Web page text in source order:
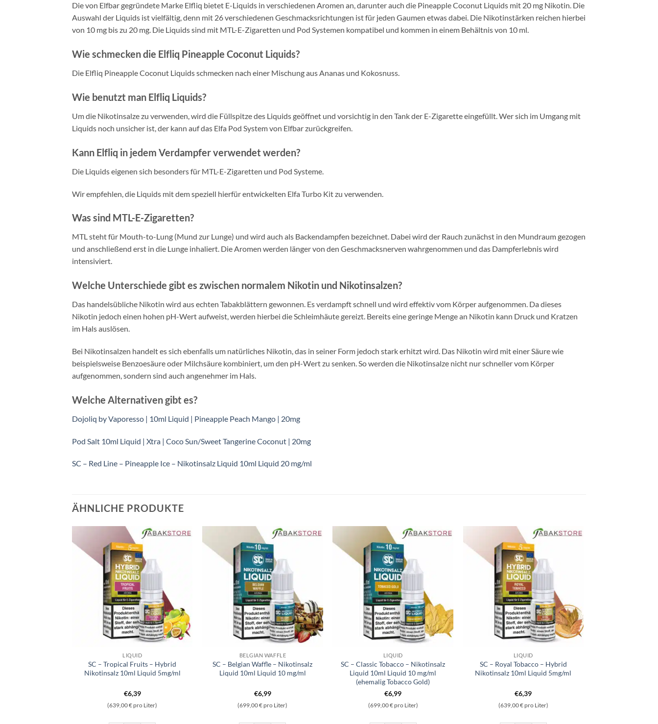
Die von Elfbar gegründete Marke Elfliq bietet E-Liquids in verschiedenen Aromen an, darunter auch die Pineapple Coconut Liquids mit 20 mg Nikotin. Die
Auswahl der Liquids ist vielfältig, denn mit 26 verschiedenen Geschmacksrichtungen ist für jeden Gaumen etwas dabei. Die Nikotinstärken reichen hierbei
von 10 mg bis zu 20 mg. Die Liquids sind mit MTL-E-Zigaretten und Pod Systemen kompatibel und kommen in einem Behältnis von 10 ml.
Wie schmecken die Elfliq Pineapple Coconut Liquids?
Die Elfliq Pineapple Coconut Liquids schmecken nach einer Mischung aus Ananas und Kokosnuss.
Wie benutzt man Elfliq Liquids?
Um die Nikotinsalze zu verwenden, wird die Füllspitze des Liquids geöffnet und vorsichtig in den Tank der E-Zigarette eingefüllt. Wer sich im Umgang mit
Liquids noch unsicher ist, der kann auf das Elfa Pod System von Elfbar zurückgreifen.
Kann Elfliq in jedem Verdampfer verwendet werden?
Die Liquids eigenen sich besonders für MTL-E-Zigaretten und Pod Systeme.
Wir empfehlen, die Liquids mit dem speziell hierfür entwickelten Elfa Turbo Kit zu verwenden.
Was sind MTL-E-Zigaretten?
MTL steht für Mouth-to-Lung (Mund zur Lunge) und wird auch als Backendampfen bezeichnet. Dabei wird der Rauch zunächst in den Mundraum gezogen
und anschließend erst in die Lunge inhaliert. Die Aromen werden länger von den Geschmacksnerven wahrgenommen und das Dampferlebnis wird
intensiviert.
Welche Unterschiede gibt es zwischen normalem Nikotin und Nikotinsalzen?
Das handelsübliche Nikotin wird aus echten Tabakblättern gewonnen. Es verdampft schnell und wird effektiv vom Körper aufgenommen. Da dieses
Nikotin jedoch einen hohen pH-Wert aufweist, werden hierbei die Schleimhäute gereizt. Bereits eine geringe Menge an Nikotin kann Druck und Kratzen
im Hals auslösen.
Bei Nikotinsalzen handelt es sich ebenfalls um natürliches Nikotin, das in seiner Form jedoch stark erhitzt wird. Das Nikotin wird mit einer Säure wie
beispielsweise Benzoesäure oder Milchsäure kombiniert, um den pH-Wert zu senken. So werden die Nikotinsalze nicht nur schneller vom Körper
aufgenommen, sondern sind auch angenehmer im Hals.
Welche Alternativen gibt es?
Dojoliq by Vaporesso | 10ml Liquid | Pineapple Peach Mango | 20mg
Pod Salt 10ml Liquid | Xtra | Coco Sun/Sweet Tangerine Coconut | 20mg
SC – Red Line – Pineapple Ice – Nikotinsalz Liquid 10ml Liquid 20 mg/ml
ÄHNLICHE PRODUKTE
LIQUID
SC – Tropical Fruits – Hybrid
Nikotinsalz 10ml Liquid 5mg/ml
€6,39
(639,00 € pro Liter)
BELGIAN WAFFLE
SC – Belgian Waffle – Nikotinsalz
Liquid 10ml Liquid 10 mg/ml
€6,99
(699,00 € pro Liter)
LIQUID
SC – Classic Tobacco – Nikotinsalz
Liquid 10ml Liquid 10 mg/ml
(ehemalig Tobacco Gold)
€6,99
(699,00 € pro Liter)
LIQUID
SC – Royal Tobacco – Hybrid
Nikotinsalz 10ml Liquid 5mg/ml
€6,39
(639,00 € pro Liter)